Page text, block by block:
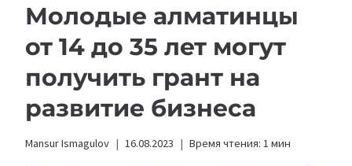
Молодые алматинцы
от 14 до 35 лет могут
получить грант на
развитие бизнеса
Mansur Ismagulov 16.08.2023 Время чтения: 1 мин